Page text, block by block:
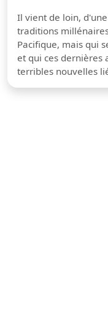
Il vient de loin,
traditions
Pacifique, mais qui
et qui ces dernières
terribles nouvelles